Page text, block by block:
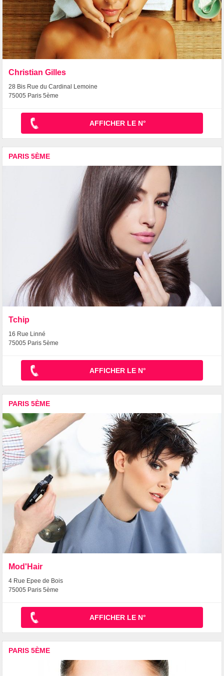
Christian Gilles
28 Bis Rue du Cardinal Lemoine
75005 Paris 5ème
AFFICHER LE N°
PARIS 5ÈME
Tchip
16 Rue Linné
75005 Paris 5ème
AFFICHER LE N°
PARIS 5ÈME
Mod'Hair
4 Rue Epee de Bois
75005 Paris 5ème
AFFICHER LE N°
PARIS 5ÈME